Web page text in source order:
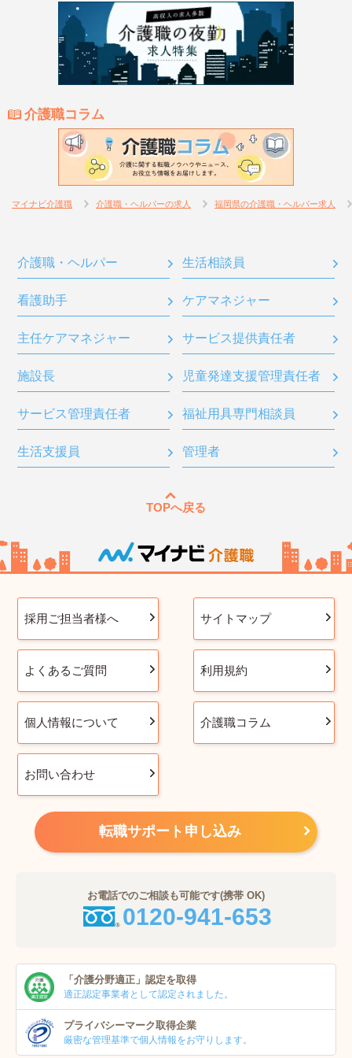
介護職コラム
マイナビ介護職 介護職・ヘルパーの求人 福岡県の介護職・ヘルパー求人
介護職・ヘルパー 生活相談員
看護助手 ケアマネジャー
主任ケアマネジャー サービス提供責任者
施設長 児童発達支援管理責任者
サービス管理責任者 福祉用具専門相談員
生活支援員 管理者
TOPへ戻る
採用ご担当者様へ サイトマップ
よくあるご質問 利用規約
個人情報について 介護職コラム
お問い合わせ
転職サポート申し込み
お電話でのご相談も可能です(携帯 OK)
0120-941-653
「介護分野適正」 認定を取得
適正認定事業者として認定されました。
プライバシーマーク取得企業
厳密な管理基準で個人情報をお守りします。